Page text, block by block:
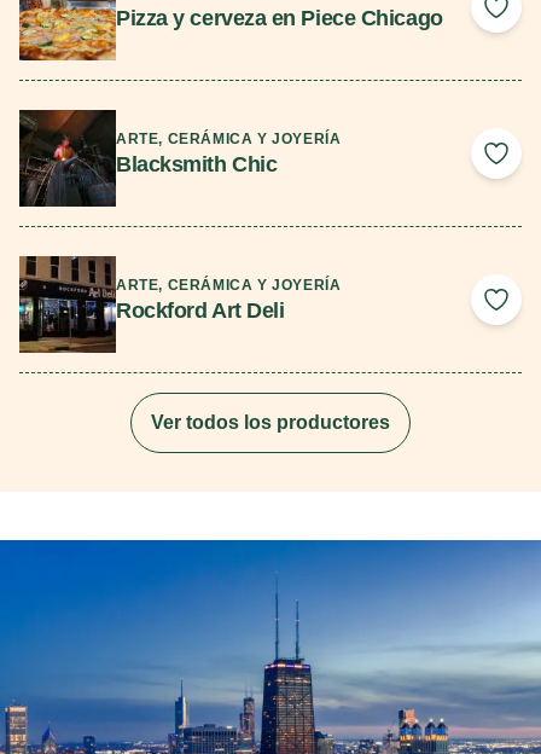
Pizza y cerveza en Piece Chicago Add
ARTE, CERÁMICA Y JOYERÍA
Blacksmith Chic Add
ARTE, CERÁMICA Y JOYERÍA
Rockford Art Deli Add
Ver todos los productores